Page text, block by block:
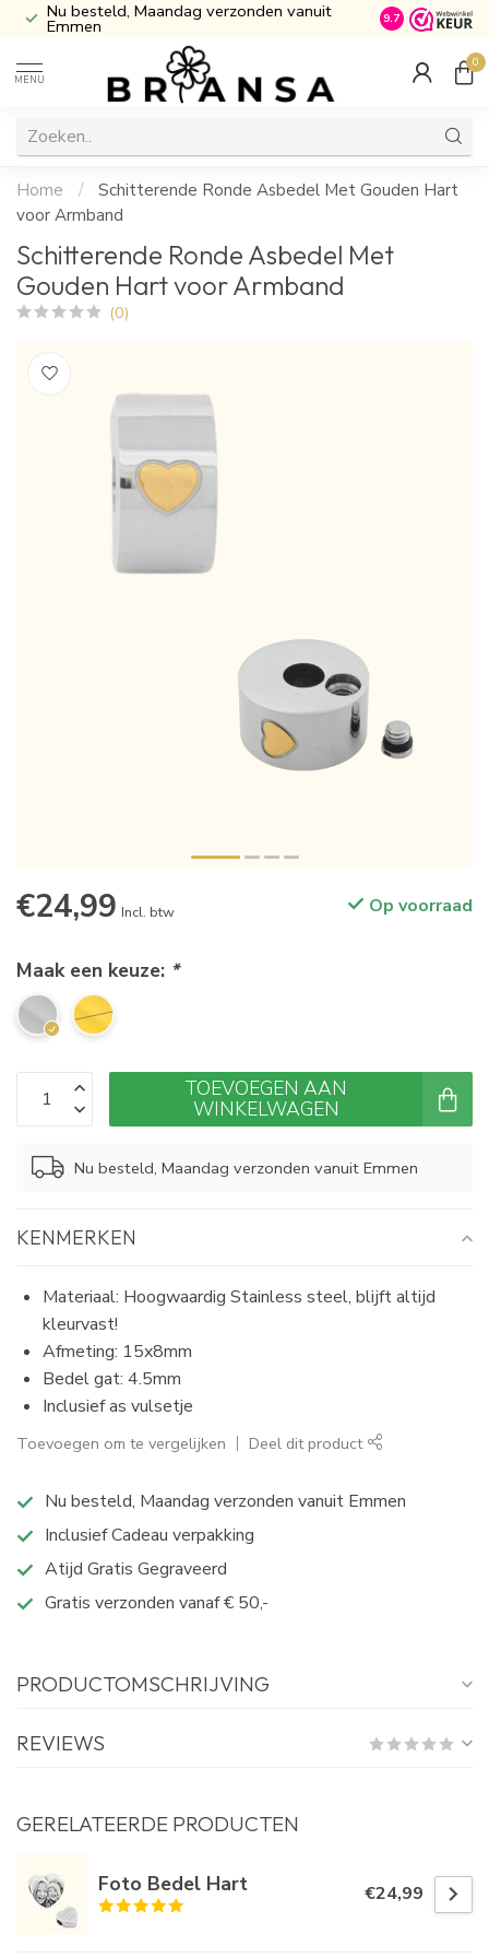
Nu besteld, Maandag verzonden vanuit
Emmen Inclusief
9.7
MENU
0
Home /
Schitterende Ronde Asbedel Met Gouden Hart
voor Armband
Schitterende Ronde Asbedel Met
Gouden Hart voor Armband
(0)
€24,99 Incl. btw Op voorraad
Maak een keuze: *
TOEVOEGEN AAN
WINKELWAGEN
Nu besteld, Maandag verzonden vanuit Emmen
KENMERKEN
Materiaal: Hoogwaardig Stainless steel, blijft altijd
kleurvast!
Afmeting: 15x8mm
Bedel gat: 4.5mm
Inclusief as vulsetje
Toevoegen om te vergelijken Deel dit product
Nu besteld, Maandag verzonden vanuit Emmen
Inclusief Cadeau verpakking
Atijd Gratis Gegraveerd
Gratis verzonden vanaf € 50,-
PRODUCTOMSCHRIJVING
REVIEWS
GERELATEERDE PRODUCTEN
Foto Bedel Hart €24,99